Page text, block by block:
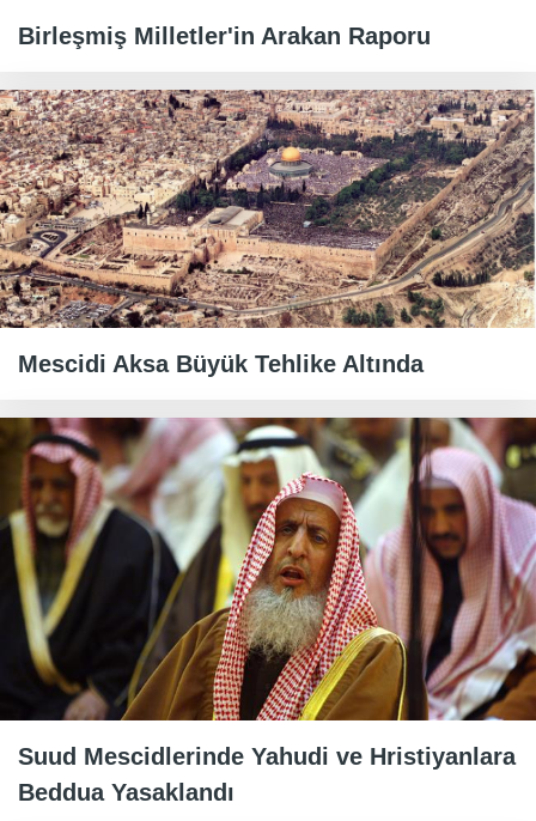
Birleşmiş Milletler'in Arakan Raporu
Mescidi Aksa Büyük Tehlike Altında
Suud Mescidlerinde Yahudi ve Hristiyanlara
Beddua Yasaklandı